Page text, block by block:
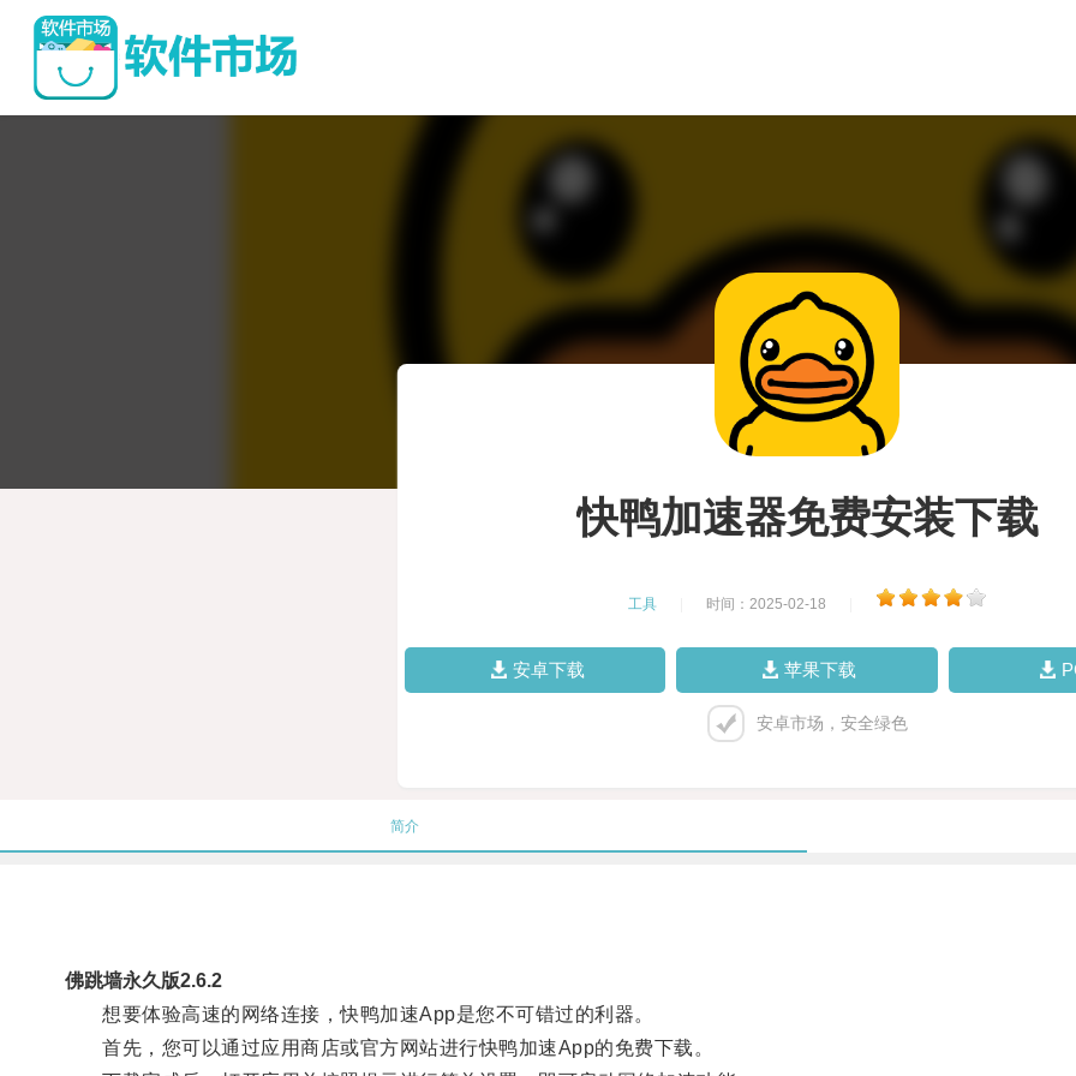
快鸭加速器免费安装下载
工具 时间：2025-02-18
安卓下载 苹果下载
安卓市场，安全绿色
简介
佛跳墙永久版2.6.2
想要体验高速的网络连接，快鸭加速App是您不可错过的利器。
首先，您可以通过应用商店或官方网站进行快鸭加速App的免费下载。